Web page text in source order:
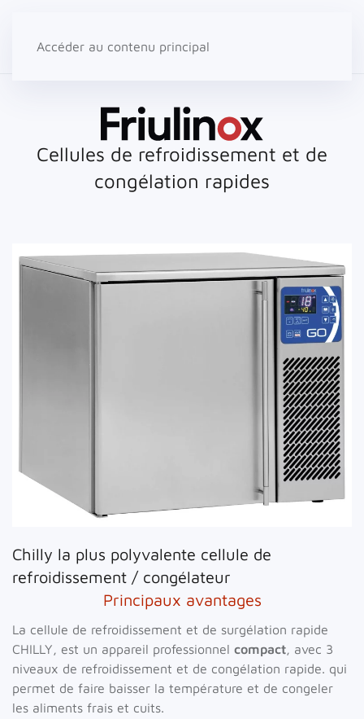
Accéder au contenu principal
Cellules de refroidissement et de
congélation rapides
Chilly la plus polyvalente cellule de
refroidissement / congélateur
Principaux avantages
La cellule de refroidissement et de surgélation rapide
CHILLY, est un appareil professionnel compact, avec 3
niveaux de refroidissement et de congélation rapide. qui
permet de faire baisser la température et de congeler
les aliments frais et cuits.